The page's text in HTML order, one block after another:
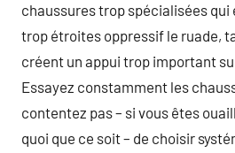
chaussures trop spécialisées
trop étroites oppressif le ruade,
créent un appui trop important
Essayez constamment les
contentez pas – si vous êtes
quoi que ce soit – de choisir